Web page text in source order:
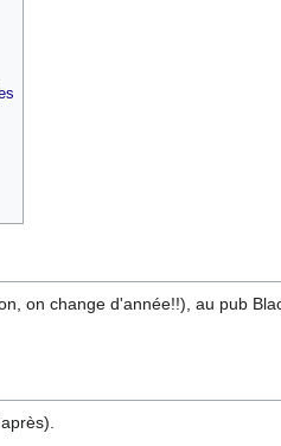
on change d'année!!), au pub